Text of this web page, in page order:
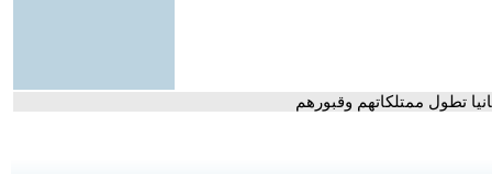
تطول ممتلكاتهم وقبورهم